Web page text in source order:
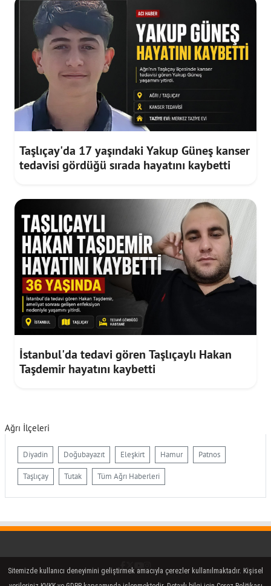
Taşlıçay'da 17 yaşındaki Yakup Güneş kanser
tedavisi gördüğü sırada hayatını kaybetti
İstanbul'da tedavi gören Taşlıçaylı Hakan
Taşdemir hayatını kaybetti
Ağrı İlçeleri
Diyadin Doğubayazıt Eleşkirt Hamur Patnos
Taşlıçay Tutak Tüm Ağrı Haberleri
Facebook
Twitter (X)
YouTube
Instagram
Sitemizde kullanıcı deneyimini geliştirmek amacıyla çerezler kullanılmaktadır. Kişisel